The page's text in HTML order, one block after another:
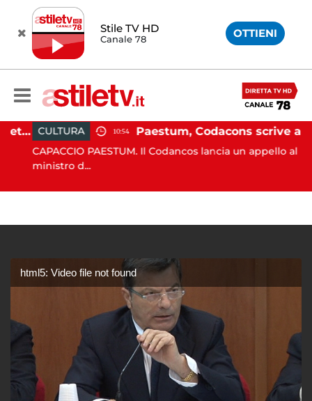
Stile TV HD
Canale 78 OTTIENI
Martina Carbonaro, braccialetto elettronico per i genitori della 14enne uccisa dall'ex CULTURA 10:54 Paestum, Codacons scrive al ministro Giuli: "Rilanciare scavi dell'Anfiteatro nell'area archeologica"
CAPACCIO PAESTUM. Il Codancos lancia un appello al
ministro d...
html5: Video file not found